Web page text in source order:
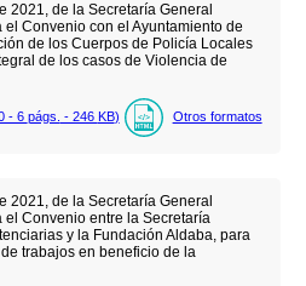
2021, de la Secretaría General
Convenio con el Ayuntamiento de
de los Cuerpos de Policía Locales
de los casos de Violencia de
- 6 págs. - 246 KB) Otros formatos
2021, de la Secretaría General
Convenio entre la Secretaría
y la Fundación Aldaba, para
trabajos en beneficio de la